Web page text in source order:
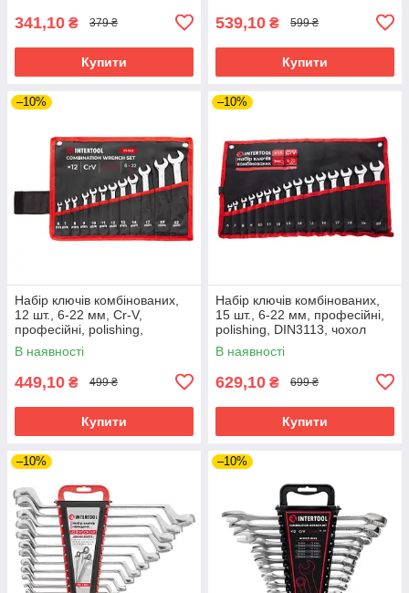
341,10 ₴ 379 ₴
Купити
539,10 ₴ 599 ₴
Купити
–10%
Набір ключів комбінованих,
12 шт., 6-22 мм, Cr-V,
професійні, polishing,
DIN3113, чохол INTERTOOL
XT-1512
В наявності
449,10 ₴ 499 ₴
Купити
–10%
Набір ключів комбінованих,
15 шт., 6-22 мм, професійні,
polishing, DIN3113, чохол
INTERTOOL XT-1514
В наявності
629,10 ₴ 699 ₴
Купити
–10% –10%